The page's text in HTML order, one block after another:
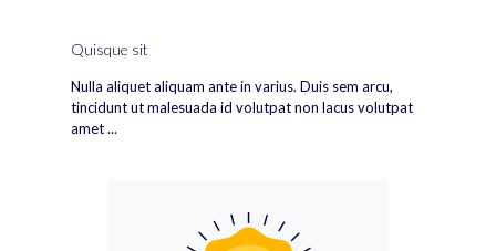
Quisque sit
Nulla aliquet aliquam ante in varius. Duis sem arcu,
tincidunt ut malesuada id volutpat non lacus volutpat
amet ...